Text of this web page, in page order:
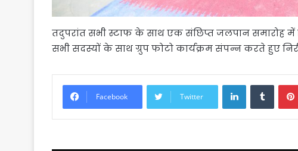
तदुपरांत सभी स्टाफ के साथ एक संछिप्त जलपान समारोह
सभी सदस्यों के साथ ग्रुप फोटो कार्यक्रम संपन्न करते हुए
Facebook Twitter
LinkedIn